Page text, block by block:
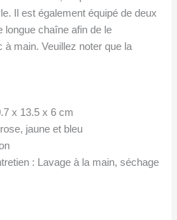
Il est également équipé de deux
longue chaîne afin de le
main. Veuillez noter que la
x 13.5 x 6 cm
jaune et bleu
: Lavage à la main, séchage